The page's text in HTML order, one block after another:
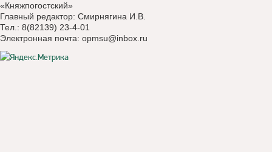
«Княжпогостский»
Главный редактор: Смирнягина И.В.
Тел.: 8(82139) 23-4-01
Электронная почта: opmsu@inbox.ru